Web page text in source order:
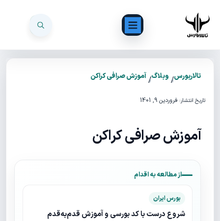
تالاربورس/ وبلاگ/آموزش صرافی کراکن
تاریخ انتشار: فروردین 9, 1401
آموزش صرافی کراکن
از مطالعه به اقدام
بورس ایران
شروع درست با کد بورسی و آموزش قدم‌به‌قدم